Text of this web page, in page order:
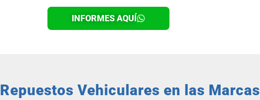
INFORMES AQUÍ
Repuestos Vehiculares en las Marcas